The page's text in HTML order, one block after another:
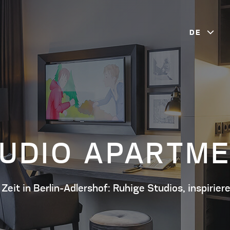
DE
ZIMMER PREMIUM
APARTMENT
in Berlin-Adlershof: Ruhige Studios,